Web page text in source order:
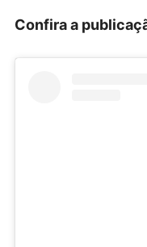
Confira a